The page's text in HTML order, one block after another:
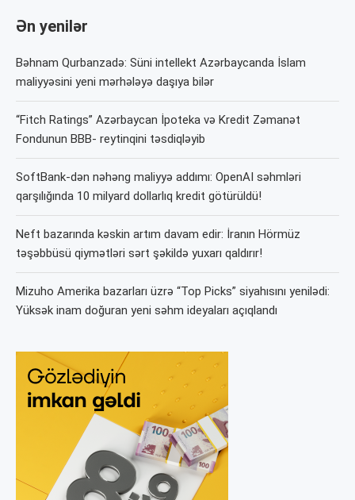
Ən yenilər
Bəhnam Qurbanzadə: Süni intellekt Azərbaycanda İslam
maliyyəsini yeni mərhələyə daşıya bilər
“Fitch Ratings” Azərbaycan İpoteka və Kredit Zəmanət
Fondunun BBB- reytinqini təsdiqləyib
SoftBank-dən nəhəng maliyyə addımı: OpenAI səhmləri
qarşılığında 10 milyard dollarlıq kredit götürüldü!
Neft bazarında kəskin artım davam edir: İranın Hörmüz
təşəbbüsü qiymətləri sərt şəkildə yuxarı qaldırır!
Mizuho Amerika bazarları üzrə “Top Picks” siyahısını yenilədi:
Yüksək inam doğuran yeni səhm ideyaları açıqlandı